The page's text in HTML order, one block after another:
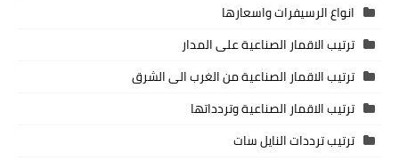
انواع الرسيفرات واسعارها
ترتيب الاقمار الصناعية على المدار
ترتيب الاقمار الصناعية من الغرب الى الشرق
ترتيب الاقمار الصناعية وتردداتها
ترتيب ترددات النايل سات